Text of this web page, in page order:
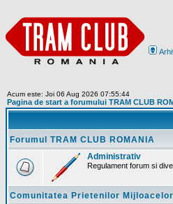
Acum este: Joi 06 Aug 2026 07:55:44
Pagina de start a forumului TRAM CLUB
Forumul TRAM CLUB ROMANIA
Administrativ
Regulament forum si
Comunitatea Prietenilor